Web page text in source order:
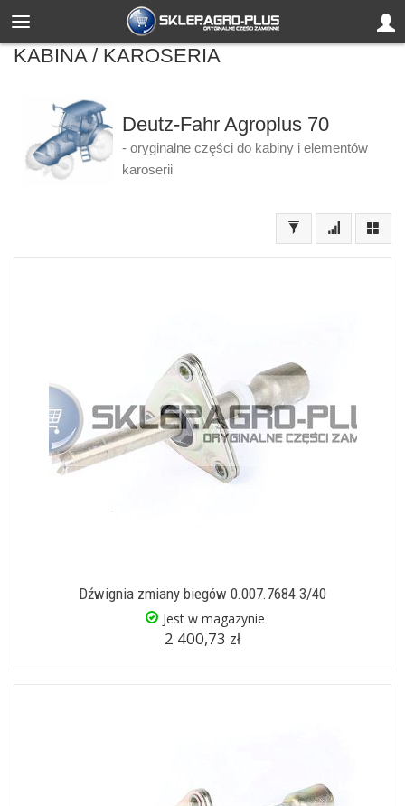
KABINA / KAROSERIA
Deutz-Fahr Agroplus 70
- oryginalne części do kabiny i elementów
karoserii
Dźwignia zmiany biegów 0.007.7684.3/40
Jest w magazynie
2 400,73 zł